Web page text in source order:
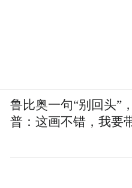
鲁比奥一句“别回头”
普：这画不错，我要